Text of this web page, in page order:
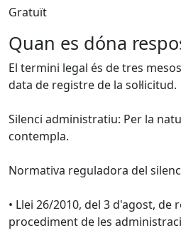
Gratuït
Quan es dóna
El termini legal és de tres
data de registre de la sol·licitud.
Silenci administratiu: Per la
contempla.
Normativa reguladora del
• Llei 26/2010, del 3 d'agost, de
procediment de les